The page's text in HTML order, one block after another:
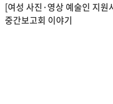
[여성 사진·영상 예술인 지원
중간보고회 이야기